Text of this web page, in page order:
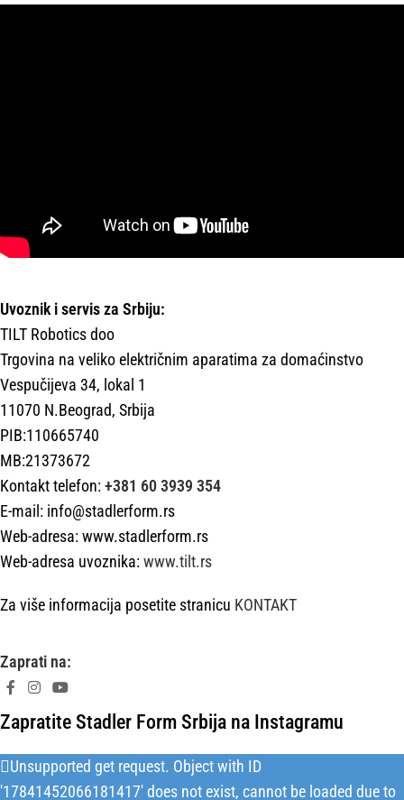
Uvoznik i servis za Srbiju:
TILT Robotics doo
Trgovina na veliko električnim aparatima za domaćinstvo
Vespučijeva 34, lokal 1
11070 N.Beograd, Srbija
PIB:110665740
MB:21373672
Kontakt telefon:+381 60 3939 354
E-mail: info@stadlerform.rs
Web-adresa: www.stadlerform.rs
Web-adresa uvoznika:www.tilt.rs
Za više informacija posetite stranicu KONTAKT
Zaprati na:
Zapratite Stadler Form Srbija na Instagramu
Unsupported get request. Object with ID
'17841452066181417' does not exist, cannot be loaded due to